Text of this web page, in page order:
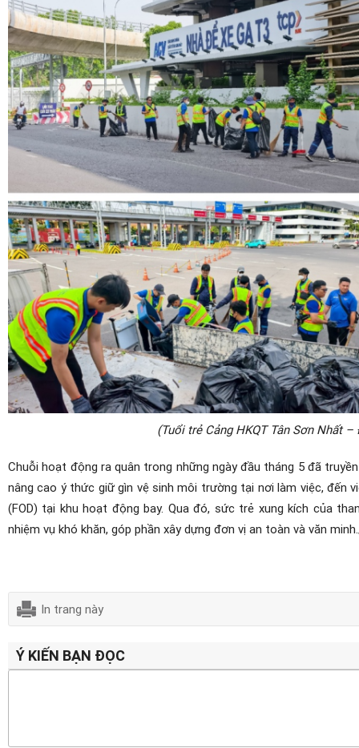
(Tuổi trẻ Cảng HKQT Tân Sơn Nhất
Chuỗi hoạt động ra quân trong những ngày đầu tháng 5 đã
nâng cao ý thức giữ gìn vệ sinh môi trường tại nơi làm việc, đến
(FOD) tại khu hoạt động bay. Qua đó, sức trẻ xung kích của
nhiệm vụ khó khăn, góp phần xây dựng đơn vị an toàn và văn
In trang này
Ý KIẾN BẠN ĐỌC